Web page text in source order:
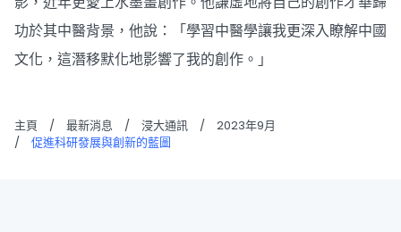
功於其中醫背景，他說：「學習中醫學讓我更深入瞭解中國
文化，這潛移默化地影響了我的創作。」
主頁 / 最新消息 / 浸大通訊 /
2023年9月
/
促進科研發展與創新的藍圖